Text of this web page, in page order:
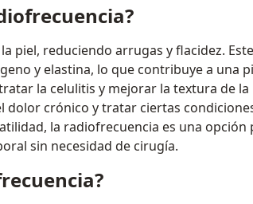
piel, reduciendo arrugas y flacidez.
y elastina, lo que contribuye a una
la celulitis y mejorar la textura de la
dolor crónico y tratar ciertas
la radiofrecuencia es una
sin necesidad de cirugía.